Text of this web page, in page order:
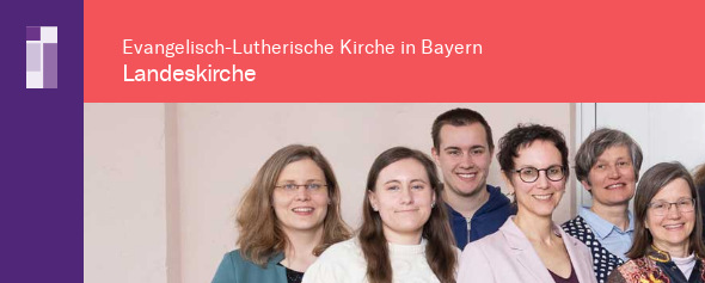
Evangelisch-Lutherische Kirche in Bayern
Landeskirche